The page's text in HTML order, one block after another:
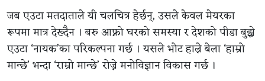
जब एउटा मतदाताले यी चलचित्र हेर्छन्, उसले केवल मेयरका
रूपमा मात्र देख्दैन । बरु आफ्नो घरको समस्या र देशको पीडा बुझ्ने
एउटा ‘नायक’का परिकल्पना गर्छ । यसले भोट हाल्ने बेला ‘हाम्रो
मान्छे’ भन्दा ‘राम्रो मान्छे’ रोज्ने मनोविज्ञान विकास गर्छ ।